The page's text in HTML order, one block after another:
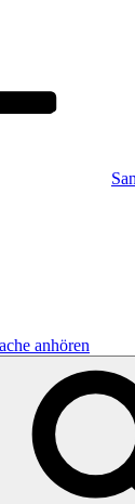
anhören